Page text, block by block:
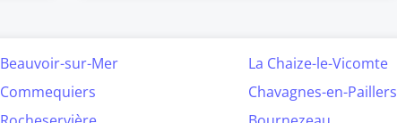
Beauvoir-sur-Mer La Chaize-le-Vicomte
Commequiers Chavagnes-en-Paillers